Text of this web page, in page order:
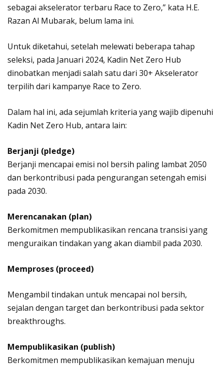
sebagai akselerator terbaru Race to Zero,” kata H.E.
Razan Al Mubarak, belum lama ini.
Untuk diketahui, setelah melewati beberapa tahap
seleksi, pada Januari 2024, Kadin Net Zero Hub
dinobatkan menjadi salah satu dari 30+ Akselerator
terpilih dari kampanye Race to Zero.
Dalam hal ini, ada sejumlah kriteria yang wajib dipenuhi
Kadin Net Zero Hub, antara lain:
Berjanji (pledge)
Berjanji mencapai emisi nol bersih paling lambat 2050
dan berkontribusi pada pengurangan setengah emisi
pada 2030.
Merencanakan (plan)
Berkomitmen mempublikasikan rencana transisi yang
menguraikan tindakan yang akan diambil pada 2030.
Memproses (proceed)
Mengambil tindakan untuk mencapai nol bersih,
sejalan dengan target dan berkontribusi pada sektor
breakthroughs.
Mempublikasikan (publish)
Berkomitmen mempublikasikan kemajuan menuju